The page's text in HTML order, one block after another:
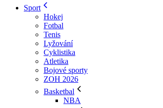
Sport
Hokej
Fotbal
Tenis
Lyžování
Cyklistika
Atletika
Bojové sporty
ZOH 2026
Basketbal
NBA